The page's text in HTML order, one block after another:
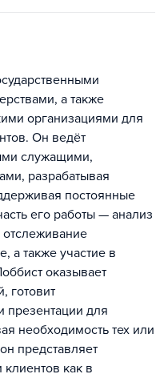
а также
организациями для
Он ведёт
служащими,
разрабатывая
постоянные
его работы — анализ
отслеживание
а также участие в
оказывает
готовит
для
необходимость тех или
представляет
как в